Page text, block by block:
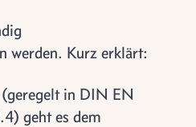
werden. Kurz erklärt:
in DIN EN
geht es dem